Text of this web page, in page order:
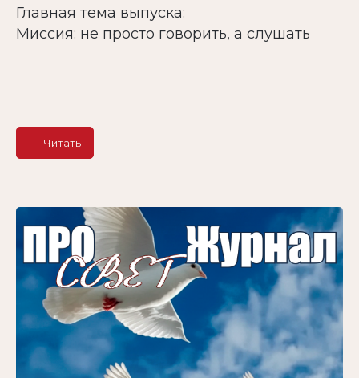
Главная тема выпуска:
Миссия: не просто говорить, а слушать
Читать